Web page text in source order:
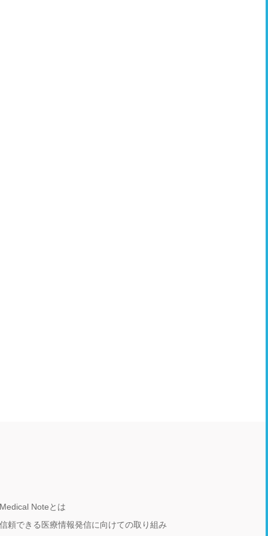
Medical Noteとは
信頼できる医療情報発信に向けての取り組み